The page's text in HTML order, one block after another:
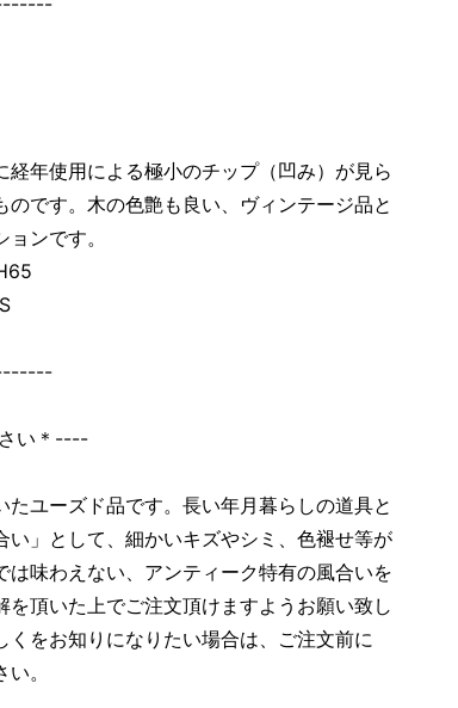
使用による極小のチップ（凹み）が見ら
です。木の色艶も良い、ヴィンテージ品と
ンです。
い＊----
たユーズド品です。長い年月暮らしの道具と
い」として、細かいキズやシミ、色褪せ等が
は味わえない、アンティーク特有の風合いを
頂いた上でご注文頂けますようお願い致し
くをお知りになりたい場合は、ご注文前に
。